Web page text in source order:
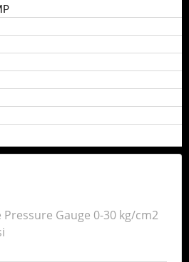
Pressure Gauge 0-30 kg/cm2